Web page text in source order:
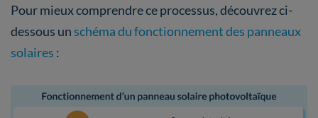
Pour mieux comprendre ce processus, découvrez ci-
dessous unschéma du fonctionnement des panneaux
solaires :